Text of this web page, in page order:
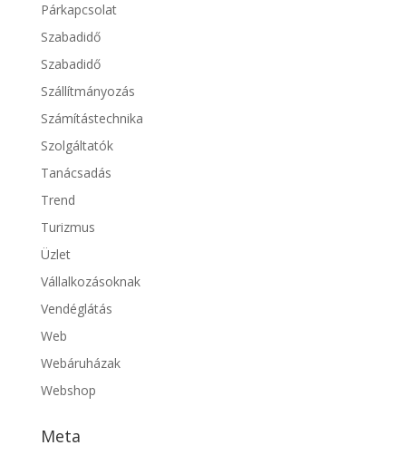
Párkapcsolat
Szabadidő
Szabadidő
Szállítmányozás
Számítástechnika
Szolgáltatók
Tanácsadás
Trend
Turizmus
Üzlet
Vállalkozásoknak
Vendéglátás
Web
Webáruházak
Webshop
Meta